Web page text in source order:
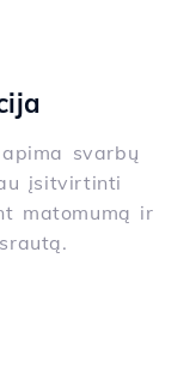
svarbų
įsitvirtinti
matomumą ir